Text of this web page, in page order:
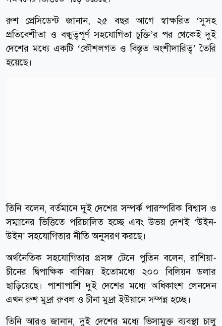
রুশ প্রেসিডেন্ট জানান, ২৫ বছর আগে স্বাক্ষরিত ‘সুসহ
প্রতিবেশীতা ও বন্ধুত্বপূর্ণ সহযোগিতা চুক্তি’র পর থেকেই দুই
দেশের মধ্যে একটি ‘কৌশলগত ও বিস্তৃত অংশীদারিত্ব’ তৈরি
হয়েছে।
তিনি বলেন, বর্তমানে দুই দেশের সম্পর্ক পারস্পরিক বিশ্বাস ও
সম্মানের ভিত্তিতে পরিচালিত হচ্ছে এবং উভয় দেশই ‘উইন-
উইন’ সহযোগিতার নীতি অনুসরণ করছে।
অর্থনৈতিক সহযোগিতার প্রসঙ্গ টেনে পুতিন বলেন, রাশিয়া-
চীনের দ্বিপাক্ষিক বাণিজ্য ইতোমধ্যে ২০০ বিলিয়ন ডলার
ছাড়িয়েছে। পাশাপাশি দুই দেশের মধ্যে অধিকাংশ লেনদেন
এখন রুশ মুদ্রা রুবল ও চীনা মুদ্রা ইউয়ানে সম্পন্ন হচ্ছে।
তিনি আরও জানান, দুই দেশের মধ্যে ভিসামুক্ত ব্যবস্থা চালু